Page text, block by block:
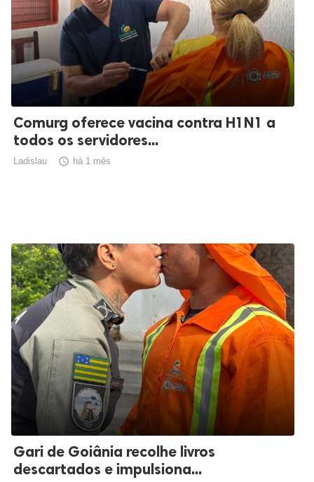
Comurg oferece vacina contra H1N1 a
todos os servidores...
Ladislau  há 1 mês
Gari de Goiânia recolhe livros
descartados e impulsiona...